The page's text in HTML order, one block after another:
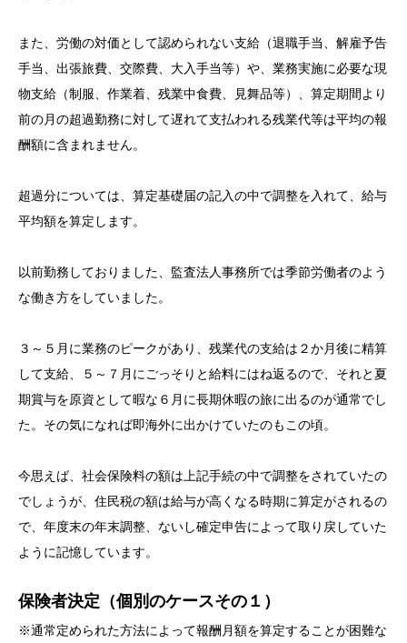
また、労働の対価として認められない支給（退職手当、解雇予告
手当、出張旅費、交際費、大入手当等）や、業務実施に必要な現
物支給（制服、作業着、残業中食費、見舞品等）、算定期間より
前の月の超過勤務に対して遅れて支払われる残業代等は平均の報
酬額に含まれません。
超過分については、算定基礎届の記入の中で調整を入れて、給与
平均額を算定します。
以前勤務しておりました、監査法人事務所では季節労働者のよう
な働き方をしていました。
３～５月に業務のピークがあり、残業代の支給は２か月後に精算
して支給、５～７月にごっそりと給料にはね返るので、それと夏
期賞与を原資として暇な６月に長期休暇の旅に出るのが通常でし
た。その気になれば即海外に出かけていたのもこの頃。
今思えば、社会保険料の額は上記手続の中で調整をされていたの
でしょうが、住民税の額は給与が高くなる時期に算定がされるの
で、年度末の年末調整、ないし確定申告によって取り戻していた
ように記憶しています。
保険者決定（個別のケースその１）
※通常定められた方法によって報酬月額を算定することが困難な